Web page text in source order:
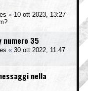
« 10 ott 2023, 13:27
numero 35
« 30 ott 2022, 11:47
nella